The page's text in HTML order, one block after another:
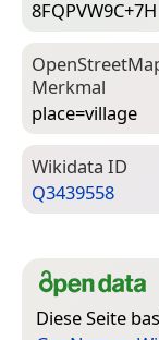
8FQPVW9C+7H
Merkmal
place=­village
Wiki­data ID
Q3439558
Diese Seite